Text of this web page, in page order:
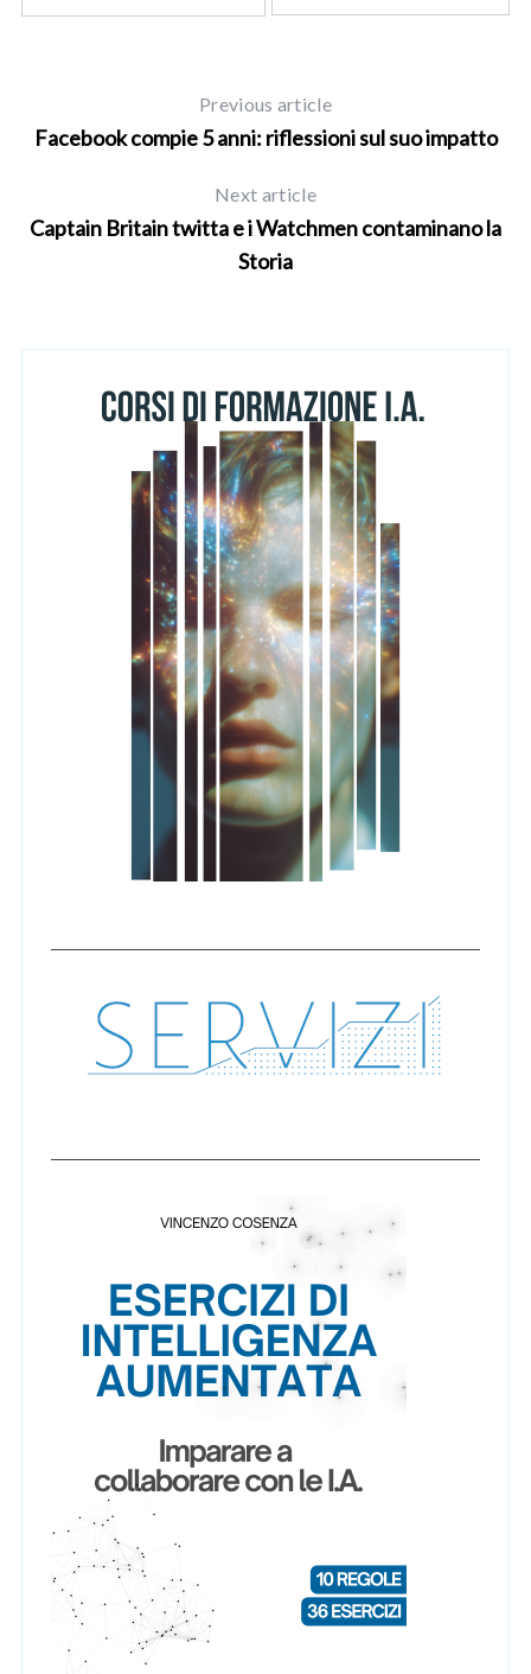
Previous article
Facebook compie 5 anni: riflessioni sul suo impatto
Next article
Captain Britain twitta e i Watchmen contaminano la
Storia
a